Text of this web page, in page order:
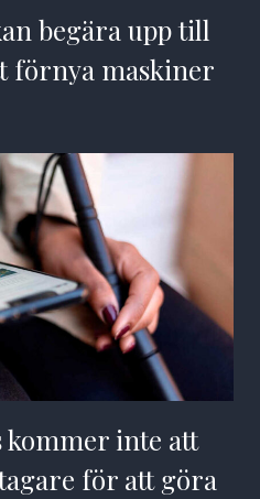
begära upp till
förnya maskiner
kommer inte att
för att göra